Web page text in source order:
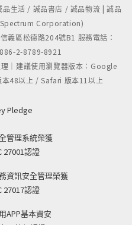
生活 / 誠品書店 / 誠品物流 | 誠品
Spectrum Corporation)
義區松德路204號B1 服務電話：
2-8789-8921
｜建議使用瀏覽器版本：Google
48以上 / Safari 版本11以上
Pledge
管理系統榮獲
27001認證
資訊安全管理榮獲
27017認證
APP基本資安